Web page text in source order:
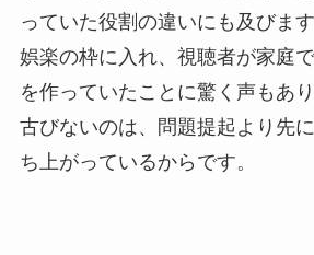
っていた役割の違いにも及びま
娯楽の枠に入れ、視聴者が家庭
を作っていたことに驚く声もあ
古びないのは、問題提起より先
ち上がっているからです。